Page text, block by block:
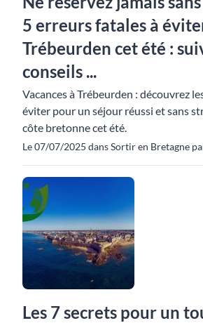
5 erreurs fatales à
Trébeurden cet été :
conseils ...
Vacances à Trébeurden : découvrez
éviter pour un séjour réussi et sans
côte bretonne cet été.
Le 07/07/2025 dans Sortir en Bretagne
Les 7 secrets pour un